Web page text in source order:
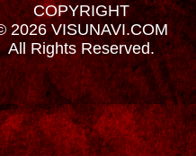
COPYRIGHT
2026 VISUNAVI.COM
All Rights Reserved.